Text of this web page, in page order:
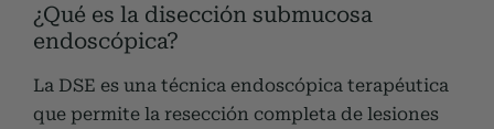
¿Qué es la disección submucosa
endoscópica?
La DSE es una técnica endoscópica terapéutica
que permite la resección completa de lesiones